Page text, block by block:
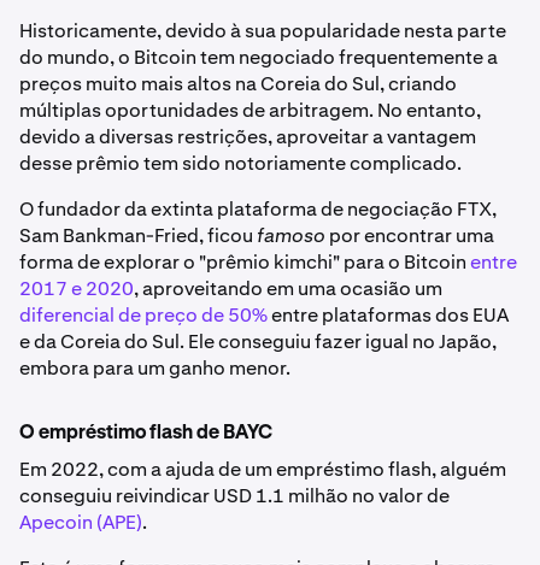
Historicamente, devido à sua popularidade nesta parte
do mundo, o Bitcoin tem negociado frequentemente a
preços muito mais altos na Coreia do Sul, criando
múltiplas oportunidades de arbitragem. No entanto,
devido a diversas restrições, aproveitar a vantagem
desse prêmio tem sido notoriamente complicado.
O fundador da extinta plataforma de negociação FTX,
Sam Bankman-Fried, ficou famoso por encontrar uma
forma de explorar o "prêmio kimchi" para o Bitcoinentre
2017 e 2020, aproveitando em uma ocasião um
diferencial de preço de 50%entre plataformas dos EUA
e da Coreia do Sul. Ele conseguiu fazer igual no Japão,
embora para um ganho menor.
O empréstimo flash de BAYC
Em 2022, com a ajuda de um empréstimo flash, alguém
conseguiu reivindicar USD 1.1 milhão no valor de
Apecoin (APE).